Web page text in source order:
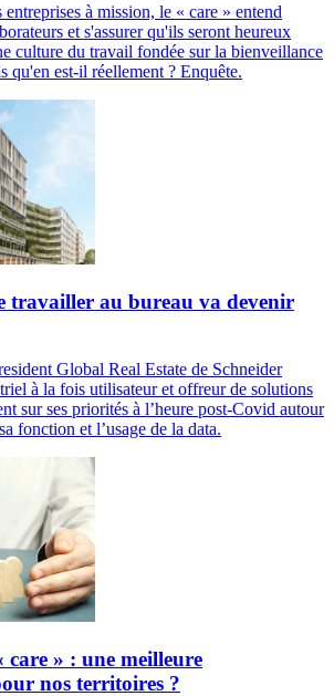
à mission, le « care » entend
et s'assurer qu'ils seront heureux
culture du travail fondée sur la bienveillance
qu'en est-il réellement ? Enquête.
travailler au bureau va devenir
Global Real Estate de Schneider
à la fois utilisateur et offreur de solutions
sur ses priorités à l’heure post-Covid autour
fonction et l’usage de la data.
» : une meilleure
nos territoires ?